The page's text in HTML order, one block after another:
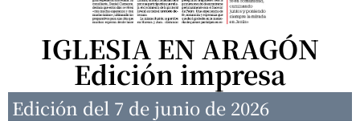
IGLESIA EN ARAGÓN
Edición impresa
Edición del 7 de junio de 2026